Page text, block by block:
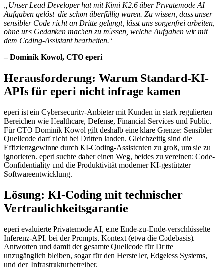
„Unser Lead Developer hat mit Kimi K2.6 über Privatemode AI
Aufgaben gelöst, die schon überfällig waren. Zu wissen, dass unser
sensibler Code nicht an Dritte gelangt, lässt uns sorgenfrei arbeiten,
ohne uns Gedanken machen zu müssen, welche Aufgaben wir mit
dem Coding-Assistant bearbeiten.“
– Dominik Kowol, CTO eperi
Herausforderung: Warum Standard-KI-
APIs für eperi nicht infrage kamen
eperi ist ein Cybersecurity-Anbieter mit Kunden in stark regulierten
Bereichen wie Healthcare, Defense, Financial Services und Public.
Für CTO Dominik Kowol gilt deshalb eine klare Grenze: Sensibler
Quellcode darf nicht bei Dritten landen. Gleichzeitig sind die
Effizienzgewinne durch KI-Coding-Assistenten zu groß, um sie zu
ignorieren. eperi suchte daher einen Weg, beides zu vereinen: Code-
Confidentiality und die Produktivität moderner KI-gestützter
Softwareentwicklung.
Lösung: KI-Coding mit technischer
Vertraulichkeitsgarantie
eperi evaluierte Privatemode AI, eine Ende-zu-Ende-verschlüsselte
Inferenz-API, bei der Prompts, Kontext (etwa die Codebasis),
Antworten und damit der gesamte Quellcode für Dritte
unzugänglich bleiben, sogar für den Hersteller, Edgeless Systems,
und den Infrastrukturbetreiber.